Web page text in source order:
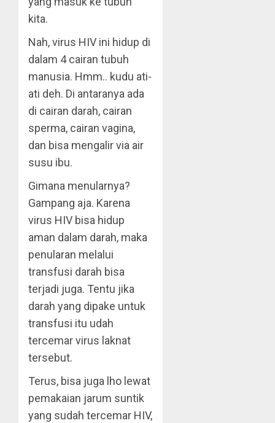
kita.
Nah, virus HIV ini hidup di
dalam 4 cairan tubuh
manusia. Hmm.. kudu ati-
ati deh. Di antaranya ada
di cairan darah, cairan
sperma, cairan vagina,
dan bisa mengalir via air
susu ibu.
Gimana menularnya?
Gampang aja. Karena
virus HIV bisa hidup
aman dalam darah, maka
penularan melalui
transfusi darah bisa
terjadi juga. Tentu jika
darah yang dipake untuk
transfusi itu udah
tercemar virus laknat
tersebut.
Terus, bisa juga lho lewat
pemakaian jarum suntik
yang sudah tercemar HIV,